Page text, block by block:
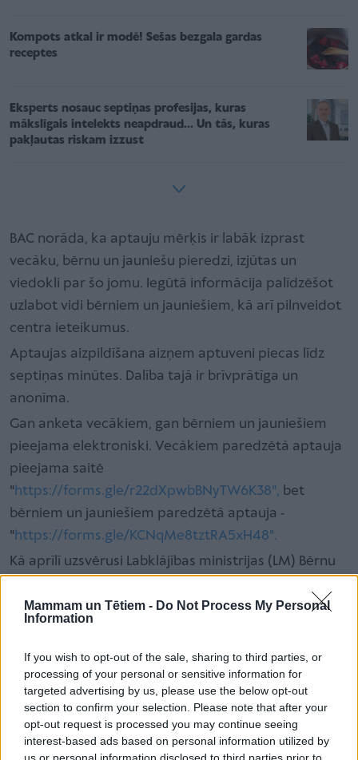
Mammam un Tētiem - Do Not Process My Personal
Information
If you wish to opt-out of the sale, sharing to third parties, or
processing of your personal or sensitive information for
targeted advertising by us, please use the below opt-out
section to confirm your selection. Please note that after your
opt-out request is processed you may continue seeing
interest-based ads based on personal information utilized by
us or personal information disclosed to third parties prior to
Kompots atkal ir modē! Sešas bezgala gardas
receptes
Eksperts nosauc septiņas profesijas, kuras
mākslīgais intelekts neapdraud... Un tās, kuras
pakļautas riskam izzust
BAC norāda, ka aptauju mērķis ir labāk izprast
vecāku, bērnu un jauniešu pieredzi, izjūtas un
viedokli par šo jomu. Iegūtā informācija palīdzēšot
uzlabot vidi bērniem un jauniešiem, kā arī pilnveidot
centra ieteikumus.
Aptaujas aizpildīšana aizņem aptuveni piecas līdz
septiņas minūtes. Dalība tajā ir brīvprātīga un
anonīma.
Gan anketa vecākiem, gan bērniem un jauniešiem
pieejama elektroniski. Vecākiem paredzētā aptauja
pieejama saitē
" https://forms.gle/r22dXpwbBNyTW6K38", bet
bērniem un jauniešiem paredzētā aptauja -
" https://forms.gle/KCNqMe8tztRA5xH48".
Kā aprīlī uzsvērusi Labklājības ministrijas (LM) Bērnu
eksperte Daiga Filipsone, ir jāstiprina modeļu skolu
ar ārvalstu aģentūrām.
Patlaban regulējums neparedz nekādas skaidras
prasības par to, ar kādiem partneriem un kādos
apstākļos Latvijas aģentūras drīkst sadarboties
starptautiskā mērogā. Ja ārvalstu partneris neievēro